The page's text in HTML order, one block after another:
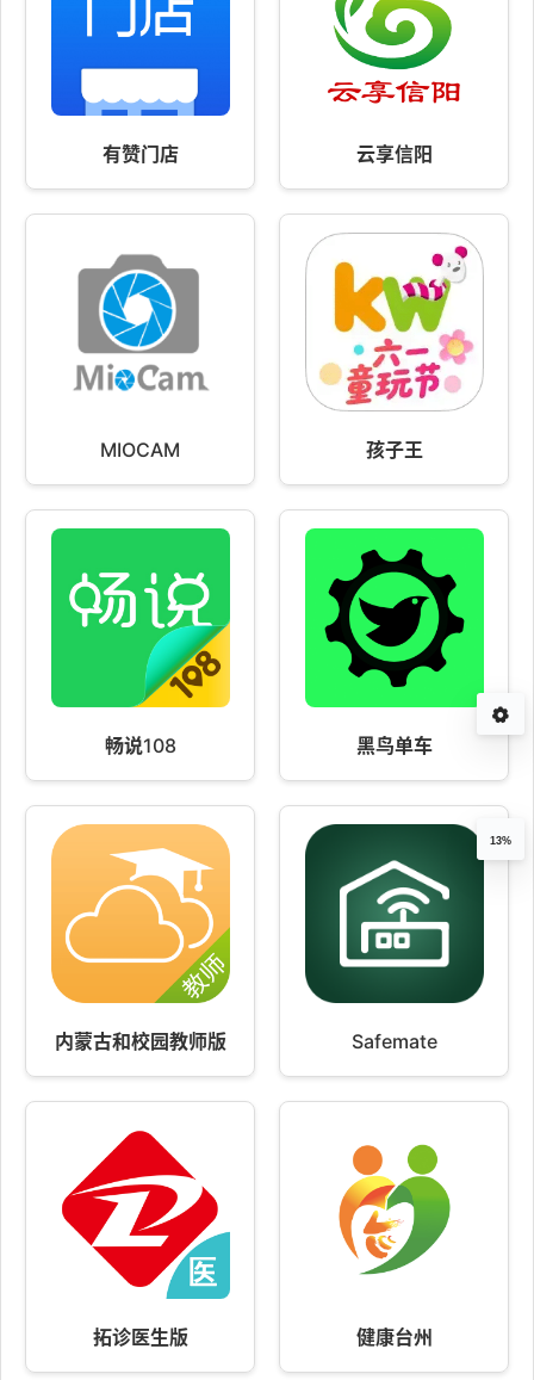
有赞门店 云享信阳
MIOCAM 孩子王
畅说108 黑鸟单车
内蒙古和校园教师版 Safemate
拓诊医生版 健康台州
13%